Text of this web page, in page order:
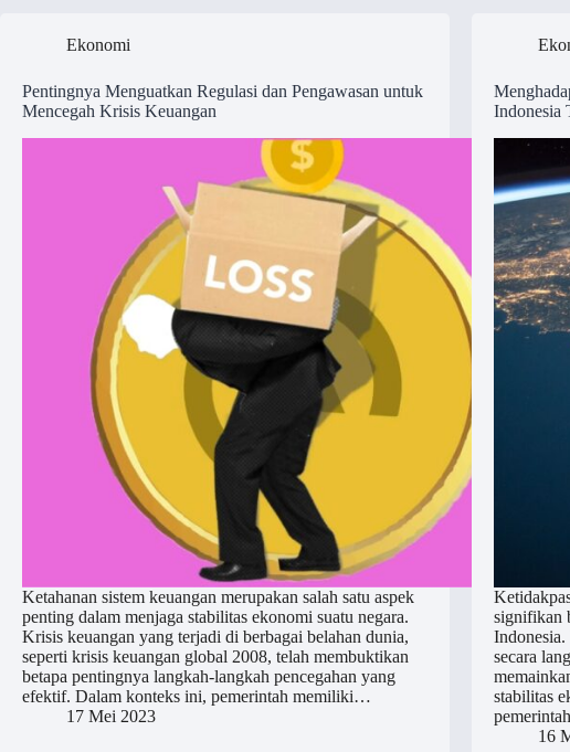
Ekonomi
Pentingnya Menguatkan Regulasi dan Pengawasan untuk
Mencegah Krisis Keuangan
Ketahanan sistem keuangan merupakan salah satu aspek
penting dalam menjaga stabilitas ekonomi suatu negara.
Krisis keuangan yang terjadi di berbagai belahan dunia,
seperti krisis keuangan global 2008, telah membuktikan
betapa pentingnya langkah-langkah pencegahan yang
efektif. Dalam konteks ini, pemerintah memiliki…
17 Mei 2023
Indonesia
signifikan
secara
stabilitas
16